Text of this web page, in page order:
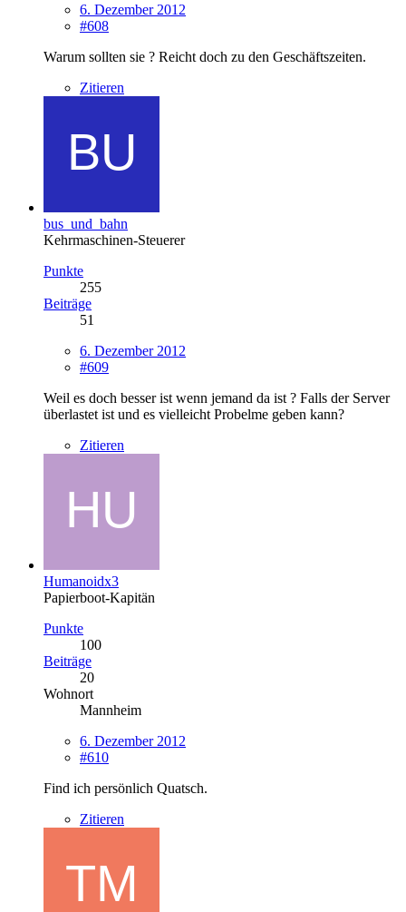
6. Dezember 2012
#608
Warum sollten sie ? Reicht doch zu den Geschäftszeiten.
Zitieren
bus_und_bahn
Kehrmaschinen-Steuerer
Punkte
255
Beiträge
51
6. Dezember 2012
#609
Weil es doch besser ist wenn jemand da ist ? Falls der Server
überlastet ist und es vielleicht Probelme geben kann?
Zitieren
Humanoidx3
Papierboot-Kapitän
Punkte
100
Beiträge
20
Wohnort
Mannheim
6. Dezember 2012
#610
Find ich persönlich Quatsch.
Zitieren